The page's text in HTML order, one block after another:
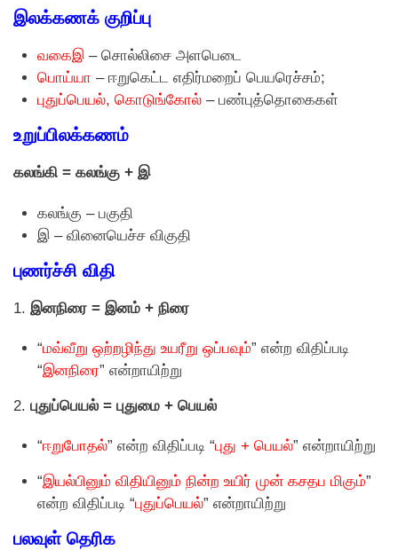
இலக்கணக் குறிப்பு
வகைஇ – சொல்லிசை அளபெடை
பொய்யா – ஈறுகெட்ட எதிர்மறைப் பெயரெச்சம்;
புதுப்பெயல், கொடுங்கோல் – பண்புத்தொகைகள்
உறுப்பிலக்கணம்
கலங்கி = கலங்கு + இ
கலங்கு – பகுதி
இ – வினையெச்ச விகுதி
புணர்ச்சி விதி
1. இனநிரை = இனம் + நிரை
“மவ்வீறு ஒற்றழிந்து உயரீறு ஒப்பவும்” என்ற விதிப்படி
“இனநிரை” என்றாயிற்று
2. புதுப்பெயல் = புதுமை + பெயல்
“ஈறுபோதல்” என்ற விதிப்படி “புது + பெயல்” என்றாயிற்று
“இயல்பினும் விதியினும் நின்ற உயிர் முன் கசதப மிகும்”
என்ற விதிப்படி “புதுப்பெயல்” என்றாயிற்று
பலவுள் தெரிக